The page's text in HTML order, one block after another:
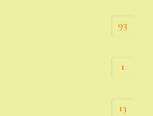
93
1
13